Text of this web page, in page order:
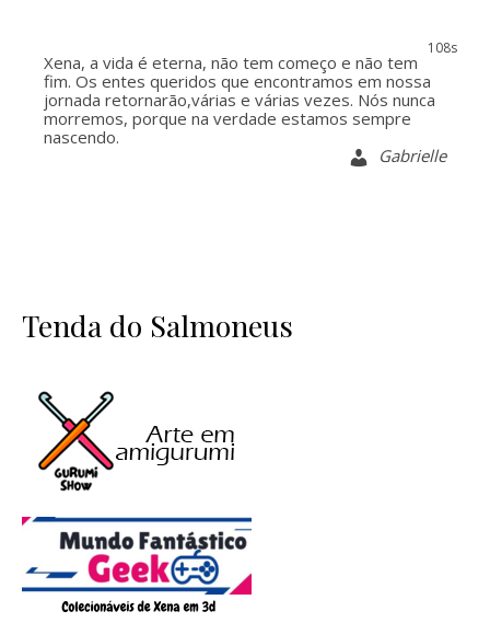
107s
Xena, a vida é eterna, não tem começo e não tem
fim. Os entes queridos que encontramos em nossa
jornada retornarão,várias e várias vezes. Nós nunca
morremos, porque na verdade estamos sempre
nascendo.
Gabrielle
Tenda do Salmoneus